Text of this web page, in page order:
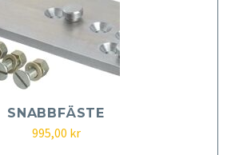
SNABBFÄSTE
995,00 kr